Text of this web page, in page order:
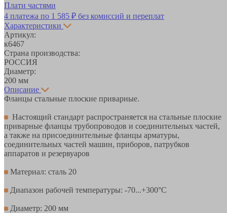
Плати частями
4 платежа по 1 585 ₽ без комиссий и переплат
Характеристики
Артикул:
к6467
Страна производства:
РОССИЯ
Диаметр:
200 мм
Описание
Фланцы стальные плоские приварные.
Настоящий стандарт распространяется на стальные плоские
приварные фланцы трубопроводов и соединительных частей,
а также на присоединительные фланцы арматуры,
соединительных частей машин, приборов, патрубков
аппаратов и резервуаров
Материал: сталь 20
Диапазон рабочей температуры: -70...+300°С
Диаметр: 200 мм